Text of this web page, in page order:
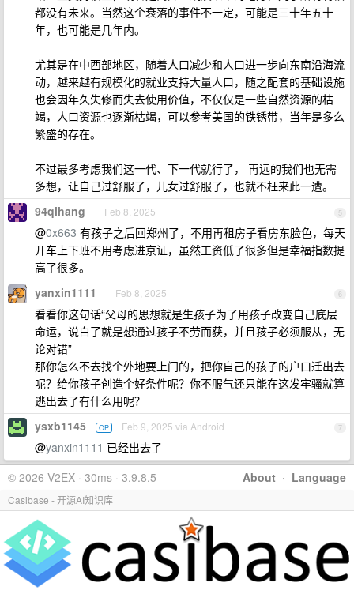
都没有未来。当然这个衰落的事件不一定，可能是三十年五十
年，也可能是几年内。
尤其是在中西部地区，随着人口减少和人口进一步向东南沿海流
动，越来越有规模化的就业支持大量人口，随之配套的基础设施
也会因年久失修而失去使用价值，不仅仅是一些自然资源的枯
竭，人口资源也逐渐枯竭，可以参考美国的铁锈带，当年是多么
繁盛的存在。
不过最多考虑我们这一代、下一代就行了， 再远的我们也无需
多想，让自己过舒服了，儿女过舒服了，也就不枉来此一遭。
5
94qihang Feb 8, 2025
@0x663 有孩子之后回郑州了，不用再租房子看房东脸色，每天
开车上下班不用考虑进京证，虽然工资低了很多但是幸福指数提
高了很多。
6
yanxin1111 Feb 8, 2025
看看你这句话“父母的思想就是生孩子为了用孩子改变自己底层
命运，说白了就是想通过孩子不劳而获，并且孩子必须服从，无
论对错”
那你怎么不去找个外地要上门的，把你自己的孩子的户口迁出去
呢？给你孩子创造个好条件呢？你不服气还只能在这发牢骚就算
逃出去了有什么用呢？
7
ysxb1145 OP Feb 9, 2025 via Android
@yanxin1111 已经出去了
About · Language
© 2026 V2EX · 30ms · 3.9.8.5
Casibase - 开源AI知识库